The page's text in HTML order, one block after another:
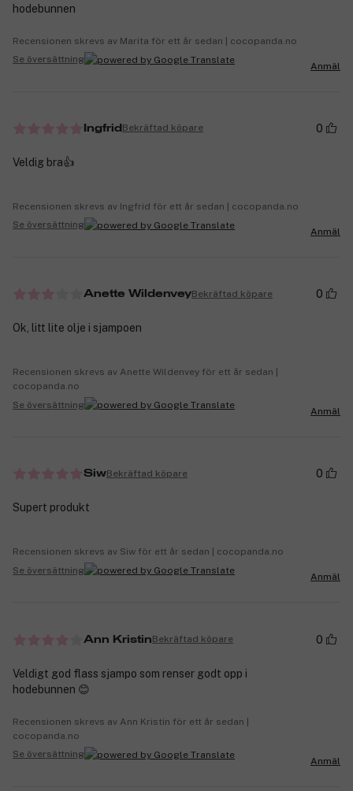
hodebunnen
Recensionen skrevs av Marita för ett år sedan | cocopanda.no
Se översättning
Anmäl
Ingfrid Bekräftad köpare 0
Veldig bra👍
Recensionen skrevs av Ingfrid för ett år sedan | cocopanda.no
Se översättning
Anmäl
Anette WildenveyBekräftad köpare 0
Ok, litt lite olje i sjampoen
Recensionen skrevs av Anette Wildenvey för ett år sedan |
cocopanda.no
Se översättning
Anmäl
SiwBekräftad köpare 0
Supert produkt
Recensionen skrevs av Siw för ett år sedan | cocopanda.no
Se översättning
Anmäl
Ann KristinBekräftad köpare 0
Veldigt god flass sjampo som renser godt opp i
hodebunnen 😊
Recensionen skrevs av Ann Kristin för ett år sedan |
cocopanda.no
Se översättning
Anmäl